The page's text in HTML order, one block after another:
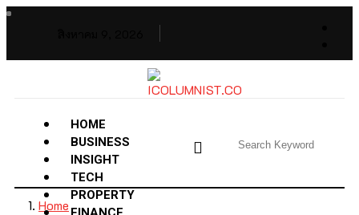
HOME
BUSINESS
INSIGHT
TECH
PROPERTY
Home